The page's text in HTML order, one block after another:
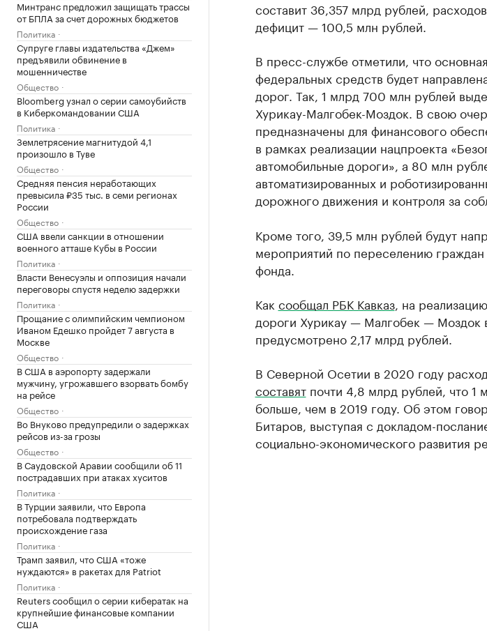
Минтранс предложил защищать трассы
от БПЛА за счет дорожных бюджетов
Политика
Супруге главы издательства «Джем»
предъявили обвинение в
мошенничестве
Общество
Bloomberg узнал о серии самоубийств
в Киберкомандовании США
Политика
Землетрясение магнитудой 4,1
произошло в Туве
Общество
Средняя пенсия неработающих
превысила ₽35 тыс. в семи регионах
России
Общество
США ввели санкции в отношении
военного атташе Кубы в России
Политика
Власти Венесуэлы и оппозиция начали
переговоры спустя неделю задержки
Политика
Прощание с олимпийским чемпионом
Иваном Едешко пройдет 7 августа в
Москве
Общество
В США в аэропорту задержали
мужчину, угрожавшего взорвать бомбу
на рейсе
Общество
Во Внуково предупредили о задержках
рейсов из-за грозы
Общество
В Саудовской Аравии сообщили об 11
пострадавших при атаках хуситов
Политика
В Турции заявили, что Европа
потребовала подтверждать
происхождение газа
Политика
Трамп заявил, что США «тоже
нуждаются» в ракетах для Patriot
Политика
Reuters сообщил о серии кибератак на
крупнейшие финансовые компании
США
составит 36,357 млрд рублей,
дефицит — 100,5 млн рублей.
В пресс-службе отметили, что
федеральных средств будет
дорог. Так, 1 млрд 700 млн рублей
Хурикау-Малгобек-Моздок. В свою
предназначены для финансового
в рамках реализации нацпроекта
автомобильные дороги», а 80 млн
автоматизированных и
дорожного движения и контроля за
Кроме того, 39,5 млн рублей будут
мероприятий по переселению
фонда.
Как сообщал РБК Кавказ, на
дороги Хурикау — Малгобек — Моздок
предусмотрено 2,17 млрд рублей.
В Северной Осетии в 2020 году
составятпочти 4,8 млрд рублей, что 1
больше, чем в 2019 году. Об этом
Битаров, выступая с докладом-
социально-экономического развития